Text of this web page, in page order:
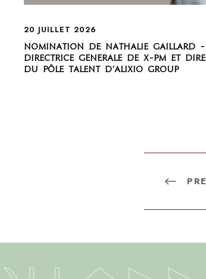
20 JUILLET 2026
Nomination de Nathalie Gaillard –
Directrice générale de X-PM et
du Pôle Talent d’Alixio Group